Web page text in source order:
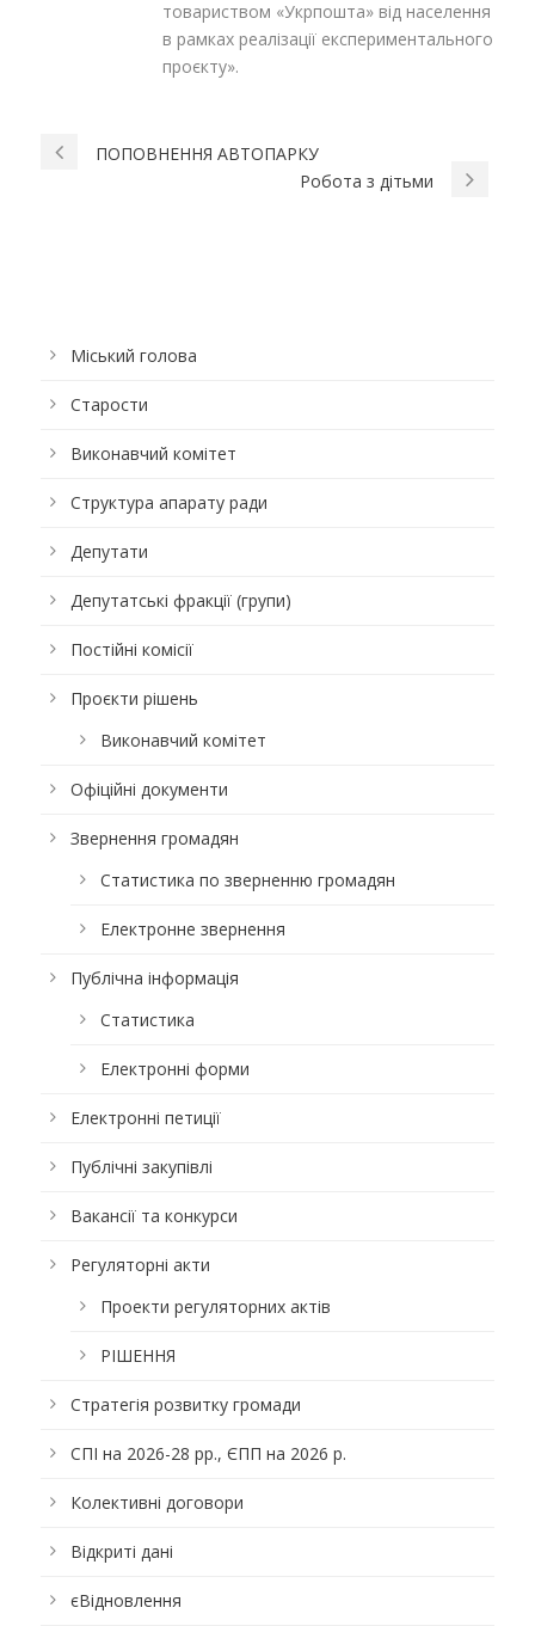
товариством «Укрпошта» від населення
в рамках реалізації експериментального
проєкту».
ПОПОВНЕННЯ АВТОПАРКУ
Робота з дітьми
Міський голова
Старости
Виконавчий комітет
Структура апарату ради
Депутати
Депутатські фракції (групи)
Постійні комісії
Проєкти рішень
Виконавчий комітет
Офіційні документи
Звернення громадян
Статистика по зверненню громадян
Електронне звернення
Публічна інформація
Статистика
Електронні форми
Електронні петиції
Публічні закупівлі
Вакансії та конкурси
Регуляторні акти
Проекти регуляторних актів
РІШЕННЯ
Стратегія розвитку громади
СПІ на 2026-28 рр., ЄПП на 2026 р.
Колективні договори
Відкриті дані
єВідновлення